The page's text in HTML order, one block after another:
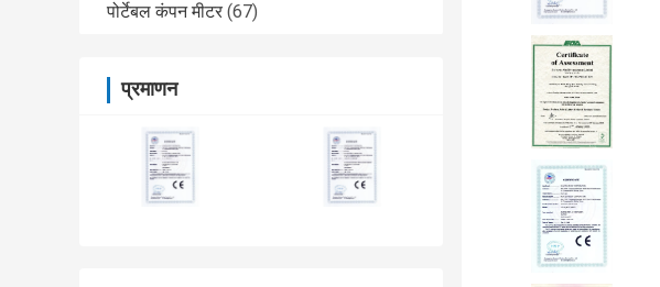
पोर्टेबल कंपन मीटर (67)
प्रमाणन